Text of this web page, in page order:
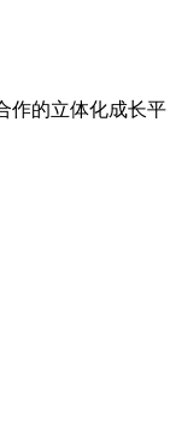
作的立体化成长平